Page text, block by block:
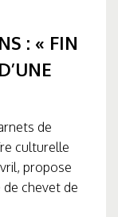
: « FIN
de
culturelle
propose
de chevet de